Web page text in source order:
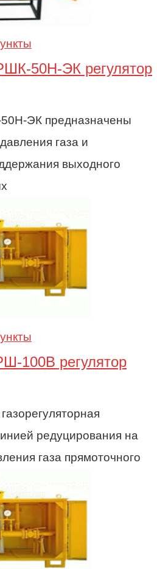
50Н-ЭК регулятор
ЭК предназначены
газа и
выходного
100В регулятор
редуцирования на
газа прямоточного